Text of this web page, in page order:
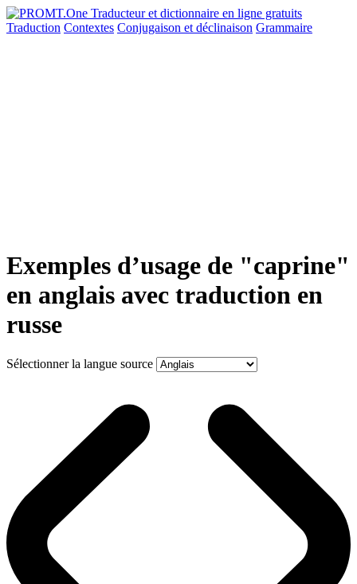
Traduction Contextes Conjugaison et déclinaison Grammaire
Exemples d’usage de "caprine"
en anglais avec traduction en
russe
Sélectionner la langue source